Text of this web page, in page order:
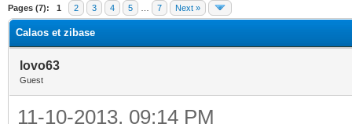
Pages (7): 1 2 3 4 5 7 Next »
Calaos et zibase
lovo63
Guest
11-10-2013, 09:14 PM